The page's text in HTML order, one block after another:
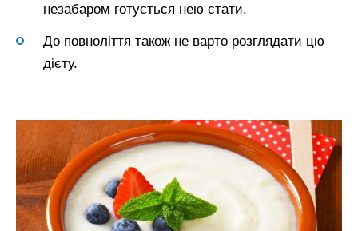
незабаром готується нею стати.
До повноліття також не варто розглядати цю
дієту.